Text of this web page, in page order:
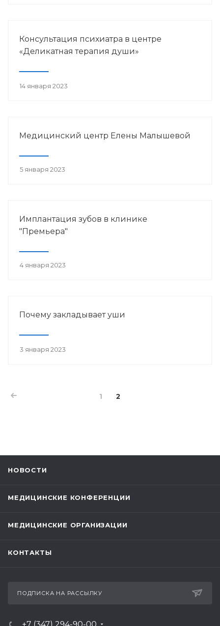
Консультация психиатра в центре
«Деликатная терапия души»
14 января 2023
Медицинский центр Елены Малышевой
5 января 2023
Имплантация зубов в клинике
"Премьера"
4 января 2023
Почему закладывает уши
3 января 2023
1 2
НОВОСТИ
МЕДИЦИНСКИЕ КОНФЕРЕНЦИИ
МЕДИЦИНСКИЕ ОРГАНИЗАЦИИ
КОНТАКТЫ
ПОДПИСКА НА РАССЫЛКУ